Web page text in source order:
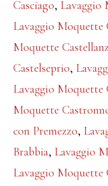
Casciago, Lavaggio
Lavaggio Moquette
Moquette
Castelseprio,
Lavaggio
Moquette
con Premezzo,
Brabbia, Lavaggio
Lavaggio Moquette